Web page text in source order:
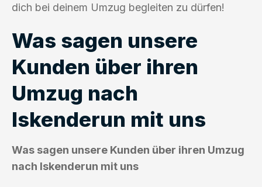
dich bei deinem Umzug begleiten zu dürfen!
Was sagen unsere
Kunden über ihren
Umzug nach
Iskenderun mit uns
Was sagen unsere Kunden über ihren Umzug
nach Iskenderun mit uns